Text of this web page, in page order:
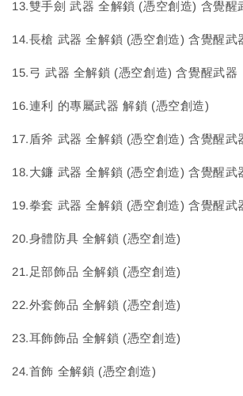
13.雙手劍 武器 全解鎖 (憑空創造) 含覺醒
14.長槍 武器 全解鎖 (憑空創造) 含覺醒武
15.弓 武器 全解鎖 (憑空創造) 含覺醒武器
16.連利 的專屬武器 解鎖 (憑空創造)
17.盾斧 武器 全解鎖 (憑空創造) 含覺醒武
18.大鐮 武器 全解鎖 (憑空創造) 含覺醒武
19.拳套 武器 全解鎖 (憑空創造) 含覺醒武
20.身體防具 全解鎖 (憑空創造)
21.足部飾品 全解鎖 (憑空創造)
22.外套飾品 全解鎖 (憑空創造)
23.耳飾飾品 全解鎖 (憑空創造)
24.首飾 全解鎖 (憑空創造)